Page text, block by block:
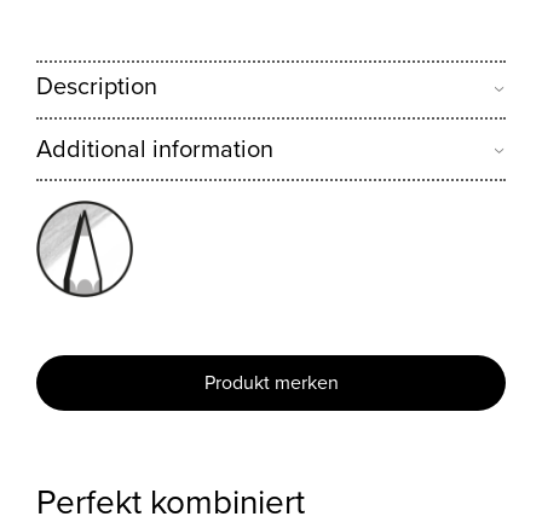
Description
Additional information
Produkt merken
Perfekt kombiniert